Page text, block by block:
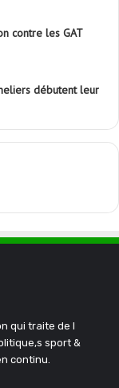
contre les GAT
débutent leur
qui traite de l
sport &
continu.